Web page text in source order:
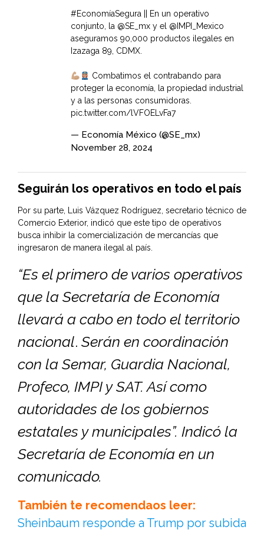
#EconomíaSegura || En un operativo
conjunto, la @SE_mx y el @IMPI_Mexico
aseguramos 90,000 productos ilegales en
Izazaga 89, CDMX.
Combatimos el contrabando para
proteger la economía, la propiedad industrial
y a las personas consumidoras.
pic.twitter.com/lVFOELvFa7
— Economía México (@SE_mx)
November 28, 2024
Seguirán los operativos en todo el país
Por su parte, Luis Vázquez Rodríguez, secretario técnico de
Comercio Exterior, indicó que este tipo de operativos
busca inhibir la comercialización de mercancías que
ingresaron de manera ilegal al país.
“Es el primero de varios operativos
que la Secretaría de Economía
llevará a cabo en todo el territorio
nacional. Serán en coordinación
con la Semar, Guardia Nacional,
Profeco, IMPI y SAT. Así como
autoridades de los gobiernos
estatales y municipales”. Indicó la
Secretaría de Economía en un
comunicado.
También te recomendaos leer:
Sheinbaum responde a Trump por subida